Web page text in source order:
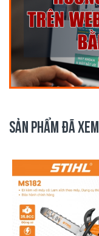
SẢN PHẨM ĐÃ XEM